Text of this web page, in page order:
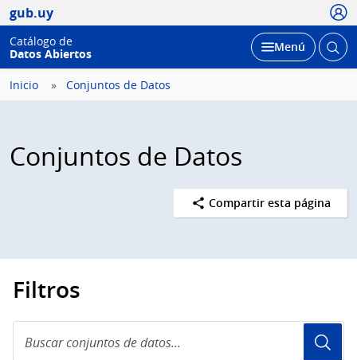
gub.uy
Catálogo de
Datos Abiertos
Desplegar
Menú Abrir
Inicio Conjuntos de Datos
Conjuntos de Datos
Compartir esta página
Filtros
conjuntos